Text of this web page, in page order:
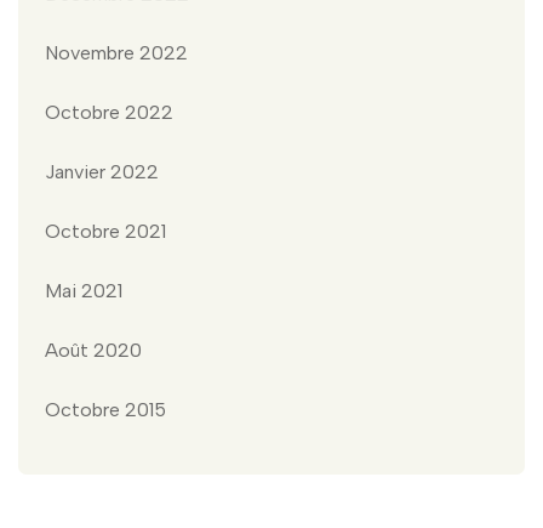
Novembre 2022
Octobre 2022
Janvier 2022
Octobre 2021
Mai 2021
Août 2020
Octobre 2015